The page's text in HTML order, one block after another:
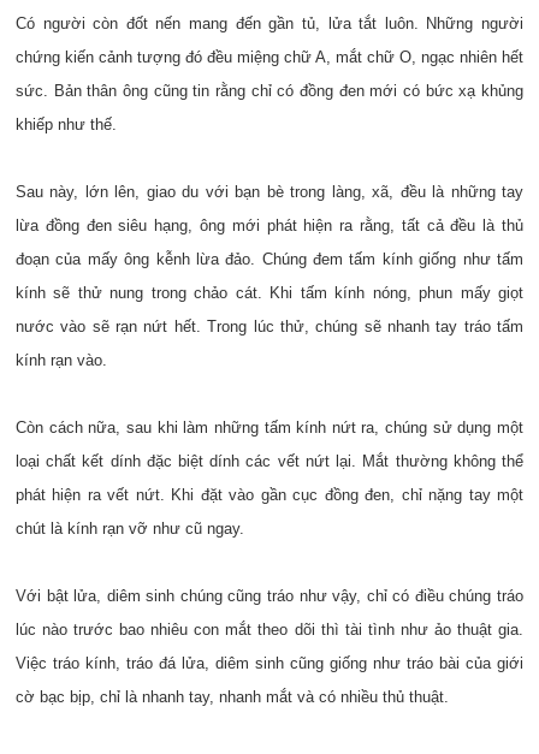
Có người còn đốt nến mang đến gần tủ, lửa tắt luôn. Những người
chứng kiến cảnh tượng đó đều miệng chữ A, mắt chữ O, ngạc nhiên hết
sức. Bản thân ông cũng tin rằng chỉ có đồng đen mới có bức xạ khủng
khiếp như thế.
Sau này, lớn lên, giao du với bạn bè trong làng, xã, đều là những tay
lừa đồng đen siêu hạng, ông mới phát hiện ra rằng, tất cả đều là thủ
đoạn của mấy ông kễnh lừa đảo. Chúng đem tấm kính giống như tấm
kính sẽ thử nung trong chảo cát. Khi tấm kính nóng, phun mấy giọt
nước vào sẽ rạn nứt hết. Trong lúc thử, chúng sẽ nhanh tay tráo tấm
kính rạn vào.
Còn cách nữa, sau khi làm những tấm kính nứt ra, chúng sử dụng một
loại chất kết dính đặc biệt dính các vết nứt lại. Mắt thường không thể
phát hiện ra vết nứt. Khi đặt vào gần cục đồng đen, chỉ nặng tay một
chút là kính rạn vỡ như cũ ngay.
Với bật lửa, diêm sinh chúng cũng tráo như vậy, chỉ có điều chúng tráo
lúc nào trước bao nhiêu con mắt theo dõi thì tài tình như ảo thuật gia.
Việc tráo kính, tráo đá lửa, diêm sinh cũng giống như tráo bài của giới
cờ bạc bịp, chỉ là nhanh tay, nhanh mắt và có nhiều thủ thuật.